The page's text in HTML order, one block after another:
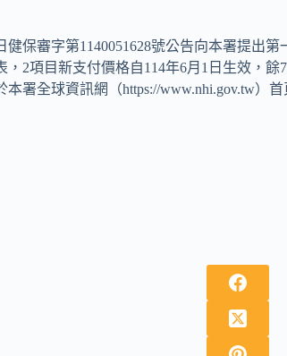
健保審字第1140051628號公告向本署提出
2項目新支付價格自114年6月1日生效，餘
本署全球資訊網（https://www.nhi.gov.tw）